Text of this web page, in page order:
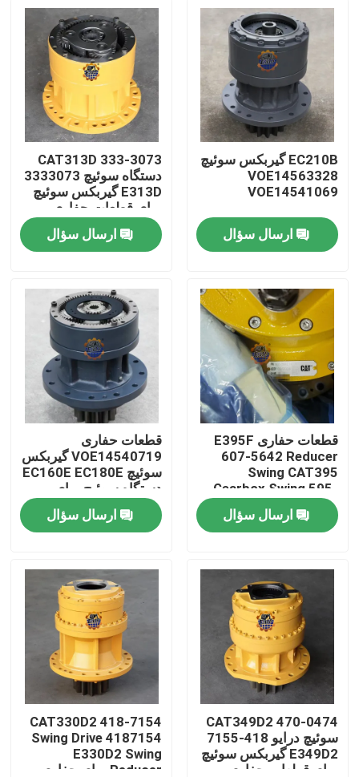
صفحه اصلی
محصولات
درباره ما
تور کارخانه
کنترل کیفیت
با ما تماس بگیرید
اخبار
درخواست نقل قول
موتور محرک نهایی بیل مکانیکی
موتور تاب بیل مکانیکی
EC210B گیربکس سوئیچ
VOE14563328
VOE14541069
ارسال سؤال
333-3073 CAT313D
دستگاه سوئیچ 3333073
E313D گیربکس سوئیچ
برای قطعات حفاری
ارسال سؤال
قطعات حفاری E395F
607-5642 Reducer
Swing CAT395
Gearbox Swing 595-
9502 برای حفاری
ارسال سؤال
قطعات حفاری
VOE14540719 گیربکس
سوئیچ EC160E EC180E
دستگاه سوئیچ برای
قطعات حفاری
ارسال سؤال
470-0474 CAT349D2
سوئیچ درایو 418-7155
E349D2 گیربکس سوئیچ
برای قطعات حفاری
418-7154 CAT330D2
Swing Drive 4187154
E330D2 Swing
Reducer برای حفاری